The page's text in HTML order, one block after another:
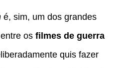
é, sim, um dos grandes
os filmes de guerra
quis fazer